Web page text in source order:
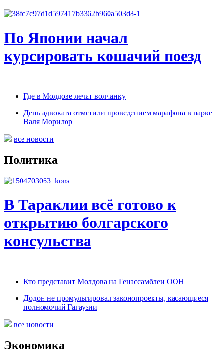
По Японии начал
курсировать кошачий поезд
Где в Молдове лечат волчанку
День адвоката отметили проведением марафона в парке
Валя Морилор
все новости
Политика
В Тараклии всё готово к
открытию болгарского
консульства
Кто представит Молдова на Генассамблеи ООН
Додон не промульгировал законопроекты, касающиеся
полномочий Гагаузии
все новости
Экономика